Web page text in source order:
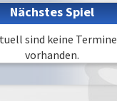
Nächstes Spiel
sind keine Termine
vorhanden.